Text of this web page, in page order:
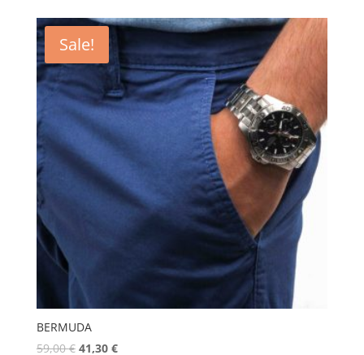
Sale!
BERMUDA
59,00€ 41,30 €